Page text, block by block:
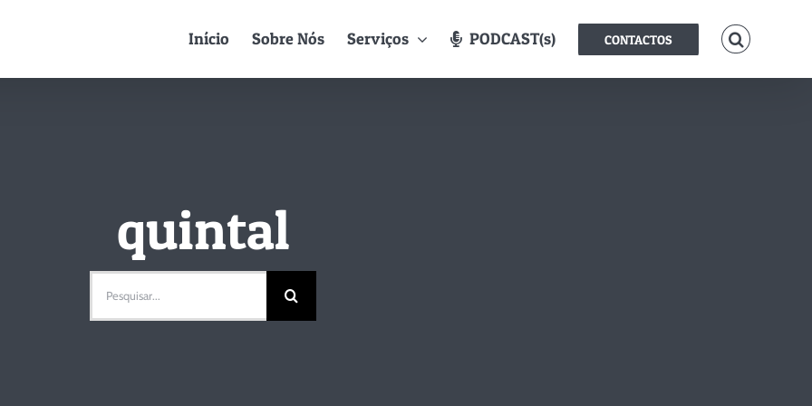
Início Sobre Nós Serviços PODCAST(s) CONTACTOS
quintal